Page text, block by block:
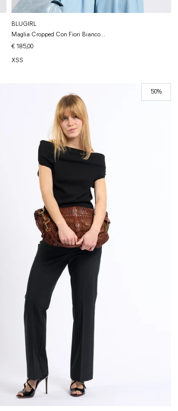
BLUGIRL
Maglia Cropped Con Fiori Bianco...
€ 185,00
XSS
50%